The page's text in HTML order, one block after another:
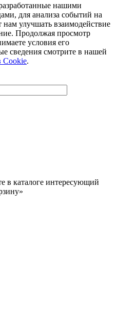
нашими
для анализа событий на
нам улучшать взаимодействие
Продолжая просмотр
условия его
сведения смотрите в нашей
Cookie.
в каталоге интересующий